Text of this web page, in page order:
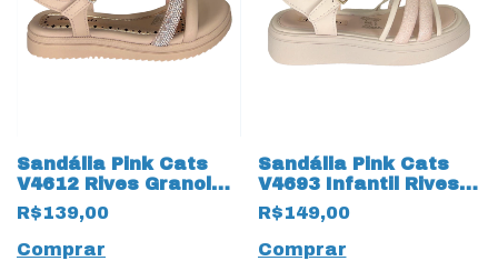
Sandália Pink Cats
V4612 Rives Granola
17839 Bege
R$139,00
Comprar
Sandália Pink Cats
V4693 Infantil Rives
Tule 17838 Bege
R$149,00
Comprar